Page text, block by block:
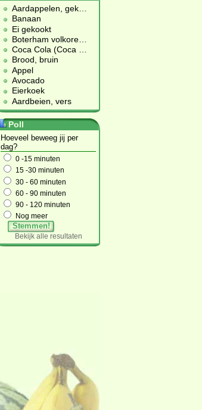
Aardappelen, gek
Banaan
Ei gekookt
Boterham volkore
Coca Cola (Coca
Brood, bruin
Appel
Avocado
Eierkoek
Aardbeien, vers
Poll
Hoeveel beweeg jij per
dag?
0 -15 minuten
15 -30 minuten
30 - 60 minuten
60 - 90 minuten
90 - 120 minuten
Nog meer
Stemmen!
Bekijk alle resultaten